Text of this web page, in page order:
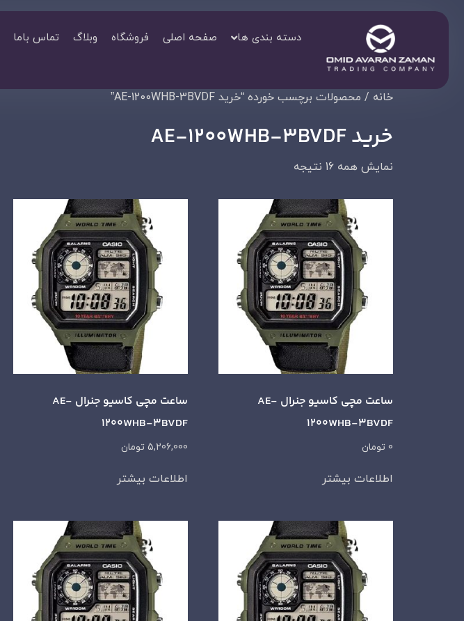
دسته بندی ها صفحه اصلی فروشگاه وبلاگ تماس باما
خانه / محصولات برچسب خورده “خرید AE-1200WHB-3BVDF”
خرید AE-1200WHB-3BVDF
نمایش همه 16 نتیجه
ساعت مچی کاسیو جنرال AE-
1200WHB-3BVDF
0 تومان
اطلاعات بیشتر
ساعت مچی کاسیو جنرال AE-
1200WHB-3BVDF
5,206,000 تومان
اطلاعات بیشتر